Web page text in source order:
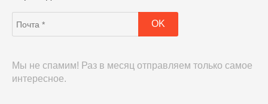
Мы не спамим! Раз в месяц отправляем только самое
интересное.